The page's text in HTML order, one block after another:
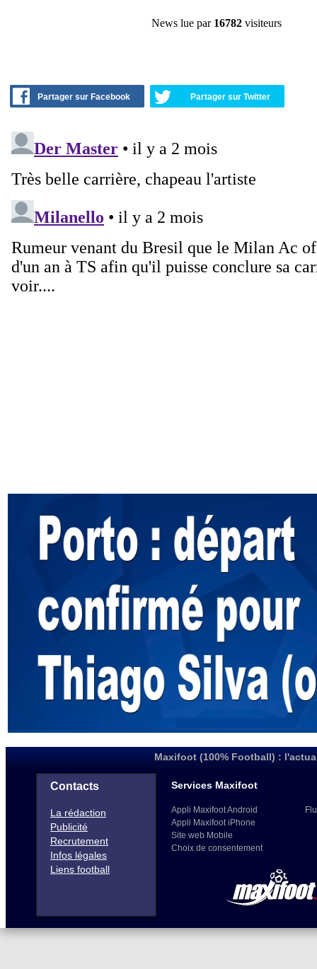
News lue par 16782 visiteurs
Partager sur Facebook Partager sur Twitter
Maxifoot (100% Football) :
Contacts
La rédaction
Publicité
Recrutement
Infos légales
Liens football
Services Maxifoot
Appli Maxifoot Android
Appli Maxifoot iPhone
Site web Mobile
Choix de consentement